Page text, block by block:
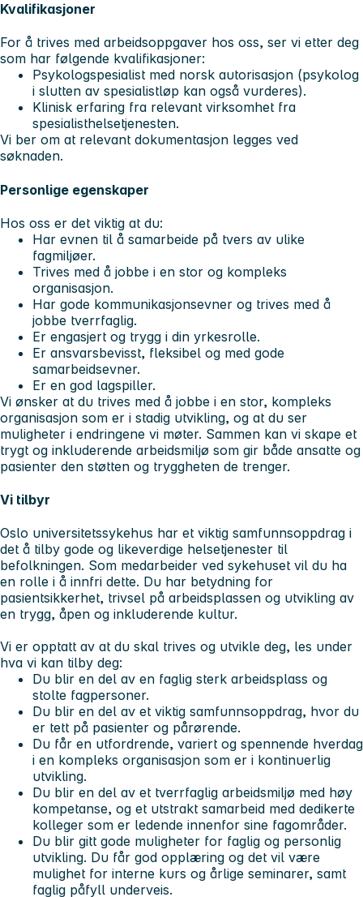
Kvalifikasjoner
For å trives med arbeidsoppgaver hos oss, ser vi etter deg
som har følgende kvalifikasjoner:
Psykologspesialist med norsk autorisasjon (psykolog
i slutten av spesialistløp kan også vurderes).
Klinisk erfaring fra relevant virksomhet fra
spesialisthelsetjenesten.
Vi ber om at relevant dokumentasjon legges ved
søknaden.
Personlige egenskaper
Hos oss er det viktig at du:
Har evnen til å samarbeide på tvers av ulike
fagmiljøer.
Trives med å jobbe i en stor og kompleks
organisasjon.
Har gode kommunikasjonsevner og trives med å
jobbe tverrfaglig.
Er engasjert og trygg i din yrkesrolle.
Er ansvarsbevisst, fleksibel og med gode
samarbeidsevner.
Er en god lagspiller.
Vi ønsker at du trives med å jobbe i en stor, kompleks
organisasjon som er i stadig utvikling, og at du ser
muligheter i endringene vi møter. Sammen kan vi skape et
trygt og inkluderende arbeidsmiljø som gir både ansatte og
pasienter den støtten og tryggheten de trenger.
Vi tilbyr
Oslo universitetssykehus har et viktig samfunnsoppdrag i
det å tilby gode og likeverdige helsetjenester til
befolkningen. Som medarbeider ved sykehuset vil du ha
en rolle i å innfri dette. Du har betydning for
pasientsikkerhet, trivsel på arbeidsplassen og utvikling av
en trygg, åpen og inkluderende kultur.
Vi er opptatt av at du skal trives og utvikle deg, les under
hva vi kan tilby deg:
Du blir en del av en faglig sterk arbeidsplass og
stolte fagpersoner.
Du blir en del av et viktig samfunnsoppdrag, hvor du
er tett på pasienter og pårørende.
Du får en utfordrende, variert og spennende hverdag
i en kompleks organisasjon som er i kontinuerlig
utvikling.
Du blir en del av et tverrfaglig arbeidsmiljø med høy
kompetanse, og et utstrakt samarbeid med dedikerte
kolleger som er ledende innenfor sine fagområder.
Du blir gitt gode muligheter for faglig og personlig
utvikling. Du får god opplæring og det vil være
mulighet for interne kurs og årlige seminarer, samt
faglig påfyll underveis.